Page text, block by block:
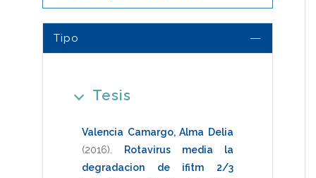
Tipo
Tesis
Valencia Camargo, Alma Delia
(2016)
Rotavirus media la
degradacion de ifitm 2/3